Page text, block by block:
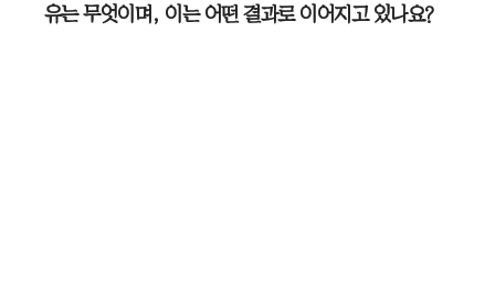
유는 무엇이며, 이는 어떤 결과로 이어지고 있나요?